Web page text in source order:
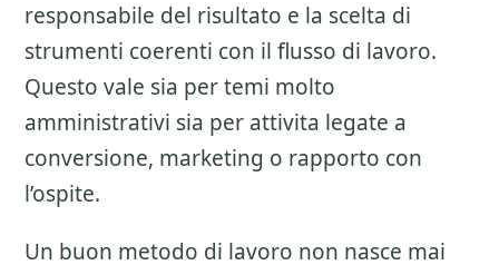
responsabile del risultato e la scelta di
strumenti coerenti con il flusso di lavoro.
Questo vale sia per temi molto
amministrativi sia per attivita legate a
conversione, marketing o rapporto con
l’ospite.
Un buon metodo di lavoro non nasce mai